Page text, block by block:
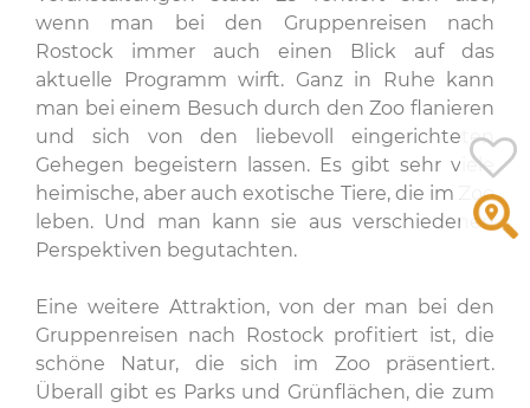
wenn man bei den Gruppenreisen nach
Rostock immer auch einen Blick auf das
aktuelle Programm wirft. Ganz in Ruhe kann
man bei einem Besuch durch den Zoo flanieren
und sich von den liebevoll eingerichteten
Gehegen begeistern lassen. Es gibt sehr viele
heimische, aber auch exotische Tiere, die im Zoo
leben. Und man kann sie aus verschiedenen
Perspektiven begutachten.
Eine weitere Attraktion, von der man bei den
Gruppenreisen nach Rostock profitiert ist, die
schöne Natur, die sich im Zoo präsentiert.
Überall gibt es Parks und Grünflächen, die zum